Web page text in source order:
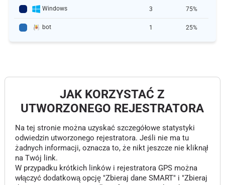
Windows 3 75%
bot 1 25%
JAK KORZYSTAĆ Z
UTWORZONEGO REJESTRATORA
Na tej stronie można uzyskać szczegółowe statystyki
odwiedzin utworzonego rejestratora. Jeśli nie ma tu
żadnych informacji, oznacza to, że nikt jeszcze nie kliknął
na Twój link.
W przypadku krótkich linków i rejestratora GPS można
włączyć dodatkową opcję "Zbieraj dane SMART" i "Zbieraj